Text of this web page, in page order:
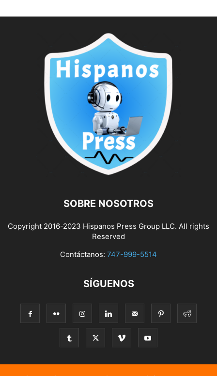
SOBRE NOSOTROS
Copyright 2016-2023 Hispanos Press Group LLC. All rights
Reserved
Contáctanos: 747-999-5514
SÍGUENOS